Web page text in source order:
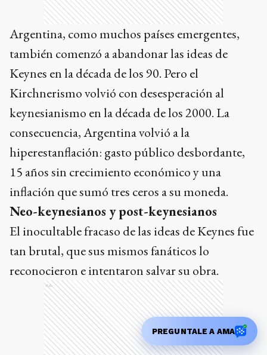
Argentina, como muchos países emergentes,
también comenzó a abandonar las ideas de
Keynes en la década de los 90. Pero el
Kirchnerismo volvió con desesperación al
keynesianismo en la década de los 2000. La
consecuencia, Argentina volvió a la
hiperestanflación: gasto público desbordante,
15 años sin crecimiento económico y una
inflación que sumó tres ceros a su moneda.
Neo-keynesianos y post-keynesianos
El inocultable fracaso de las ideas de Keynes fue
tan brutal, que sus mismos fanáticos lo
reconocieron e intentaron salvar su obra.
Ads
PREGUNTALE A AMA